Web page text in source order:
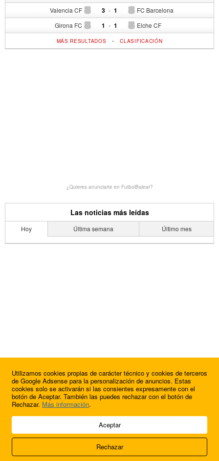
Valencia CF 3 - FC Barcelona
1
Girona FC 1 - Elche CF
1
MÁS RESULTADOS -CLASIFICACIÓN
¿Quieres anunciarte en FutbolBalear?
Las noticias más leídas
Hoy Última semana Último mes
© 2009 - 2026 Soluciones Corporativas IP, SL.
Acerca de nosotros
FútbolBalear
Utilizamos cookies propias de carácter técnico y cookies de terceros
de Google Adsense para la personalización de anuncios. Estas
cookies solo se activarán si las consientes expresamente con el
botón de Aceptar. También las puedes rechazar con el botón de
Rechazar. Más información.
Aceptar
Rechazar